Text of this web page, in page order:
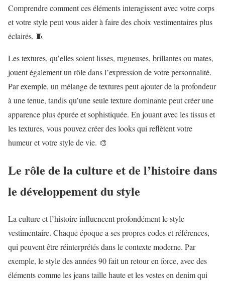
Comprendre comment ces éléments interagissent avec votre corps
et votre style peut vous aider à faire des choix vestimentaires plus
éclairés. 🧵
Les textures, qu’elles soient lisses, rugueuses, brillantes ou mates,
jouent également un rôle dans l’expression de votre personnalité.
Par exemple, un mélange de textures peut ajouter de la profondeur
à une tenue, tandis qu’une seule texture dominante peut créer une
apparence plus épurée et sophistiquée. En jouant avec les tissus et
les textures, vous pouvez créer des looks qui reflètent votre
humeur et votre style de vie. 🎨
Le rôle de la culture et de l’histoire dans
le développement du style
La culture et l’histoire influencent profondément le style
vestimentaire. Chaque époque a ses propres codes et références,
qui peuvent être réinterprétés dans le contexte moderne. Par
exemple, le style des années 90 fait un retour en force, avec des
éléments comme les jeans taille haute et les vestes en denim qui